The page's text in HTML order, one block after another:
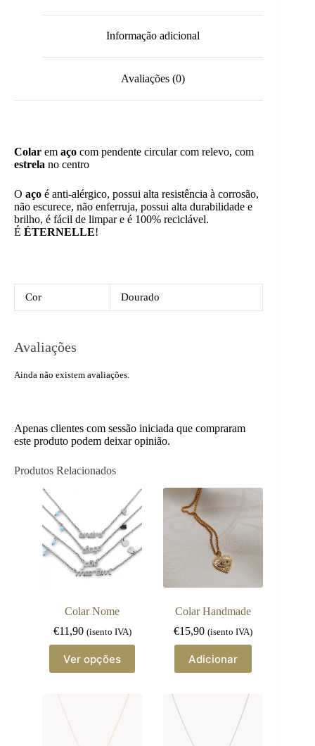
Informação adicional
Avaliações (0)
Colar em aço com pendente circular com relevo, com
estrela no centro
O aço é anti-alérgico, possui alta resistência à corrosão,
não escurece, não enferruja, possui alta durabilidade e
brilho, é fácil de limpar e é 100% reciclável.
É ÉTERNELLE!
Cor Dourado
Avaliações
Ainda não existem avaliações.
Apenas clientes com sessão iniciada que compraram
este produto podem deixar opinião.
Produtos Relacionados
Colar Nome
€11,90 (isento IVA)
Ver opções
product
has
variants.
options
may
Colar Handmade
€15,90 (isento IVA)
Adicionar